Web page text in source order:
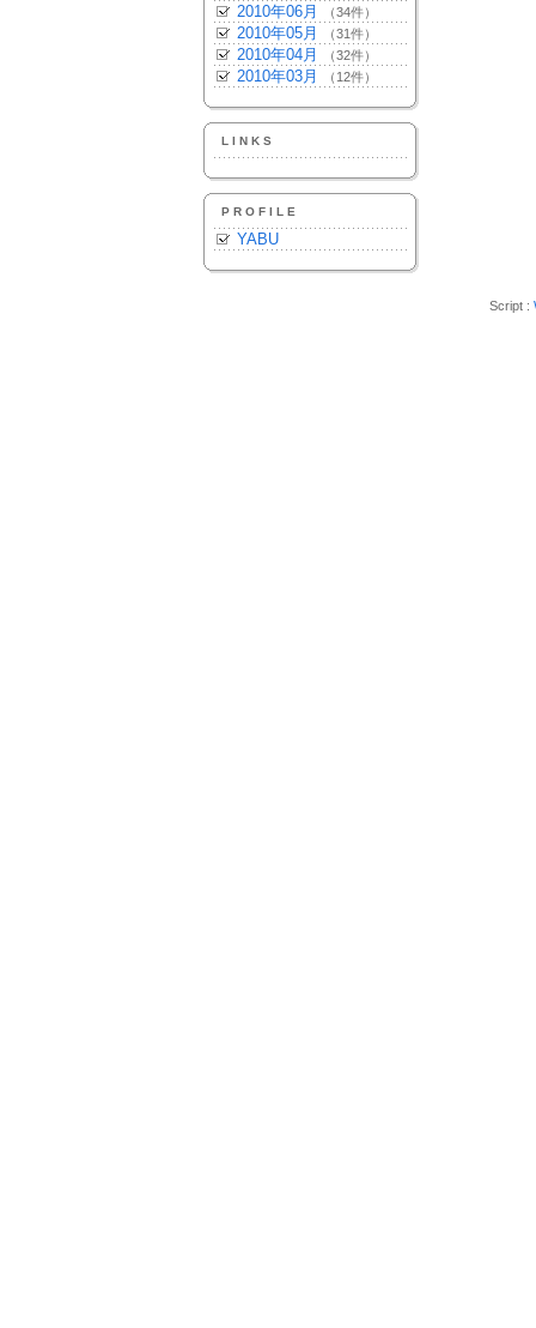
2010年06月 （34件）
2010年05月 （31件）
2010年04月 （32件）
2010年03月 （12件）
LINKS
PROFILE
YABU
Script :